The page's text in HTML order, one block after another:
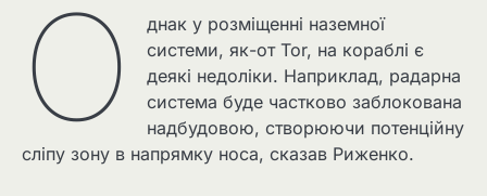
О
днак у розміщенні наземної
системи, як-от Tor, на кораблі є
деякі недоліки. Наприклад, радарна
система буде частково заблокована
надбудовою, створюючи потенційну
сліпу зону в напрямку носа, сказав Риженко.